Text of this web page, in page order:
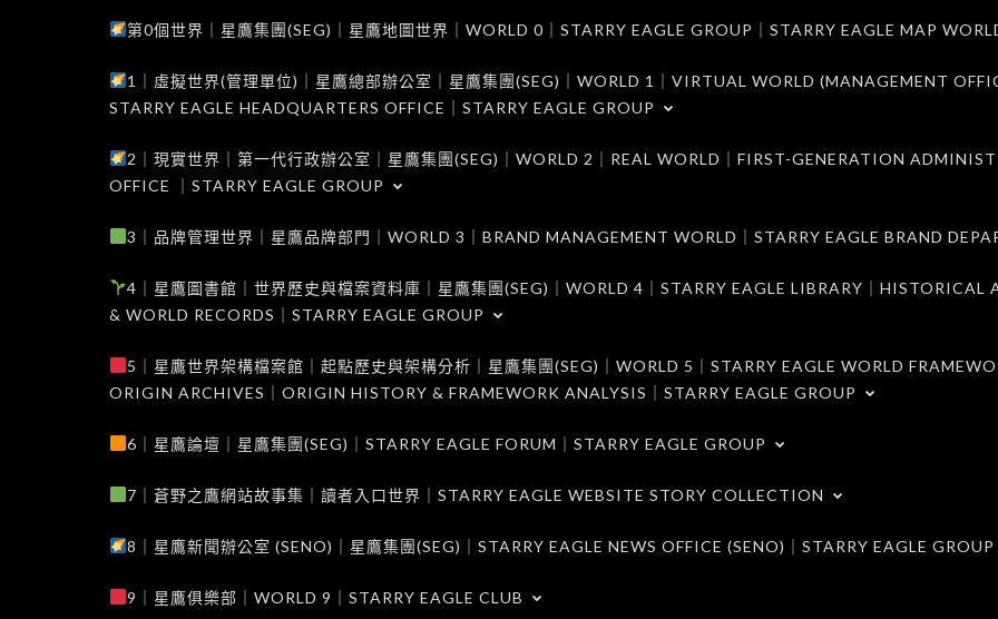
第0個世界｜星鷹集團(SEG)｜星鷹地圖世界｜WORLD 0｜STARRY EAGLE GROUP｜STARRY EAGLE MAP
1｜虛擬世界(管理單位)｜星鷹總部辦公室｜星鷹集團(SEG)｜WORLD 1｜VIRTUAL WORLD (MANAGEMENT
STARRY EAGLE HEADQUARTERS OFFICE｜STARRY EAGLE GROUP
2｜現實世界｜第一代行政辦公室｜星鷹集團(SEG)｜WORLD 2｜REAL WORLD｜FIRST-GENERATION
OFFICE ｜STARRY EAGLE GROUP
3｜品牌管理世界｜星鷹品牌部門｜WORLD 3｜BRAND MANAGEMENT WORLD｜STARRY EAGLE BRAND
4｜星鷹圖書館｜世界歷史與檔案資料庫｜星鷹集團(SEG)｜WORLD 4｜STARRY EAGLE LIBRARY｜HISTORICAL
& WORLD RECORDS｜STARRY EAGLE GROUP
5｜星鷹世界架構檔案館｜起點歷史與架構分析｜星鷹集團(SEG)｜WORLD 5｜STARRY EAGLE WORLD
ORIGIN ARCHIVES｜ORIGIN HISTORY & FRAMEWORK ANALYSIS｜STARRY EAGLE GROUP
6｜星鷹論壇｜星鷹集團(SEG)｜STARRY EAGLE FORUM｜STARRY EAGLE GROUP
7｜蒼野之鷹網站故事集｜讀者入口世界｜STARRY EAGLE WEBSITE STORY COLLECTION
8｜星鷹新聞辦公室 (SENO)｜星鷹集團(SEG)｜STARRY EAGLE NEWS OFFICE (SENO)｜STARRY EAGLE GROUP
9｜星鷹俱樂部｜WORLD 9｜STARRY EAGLE CLUB